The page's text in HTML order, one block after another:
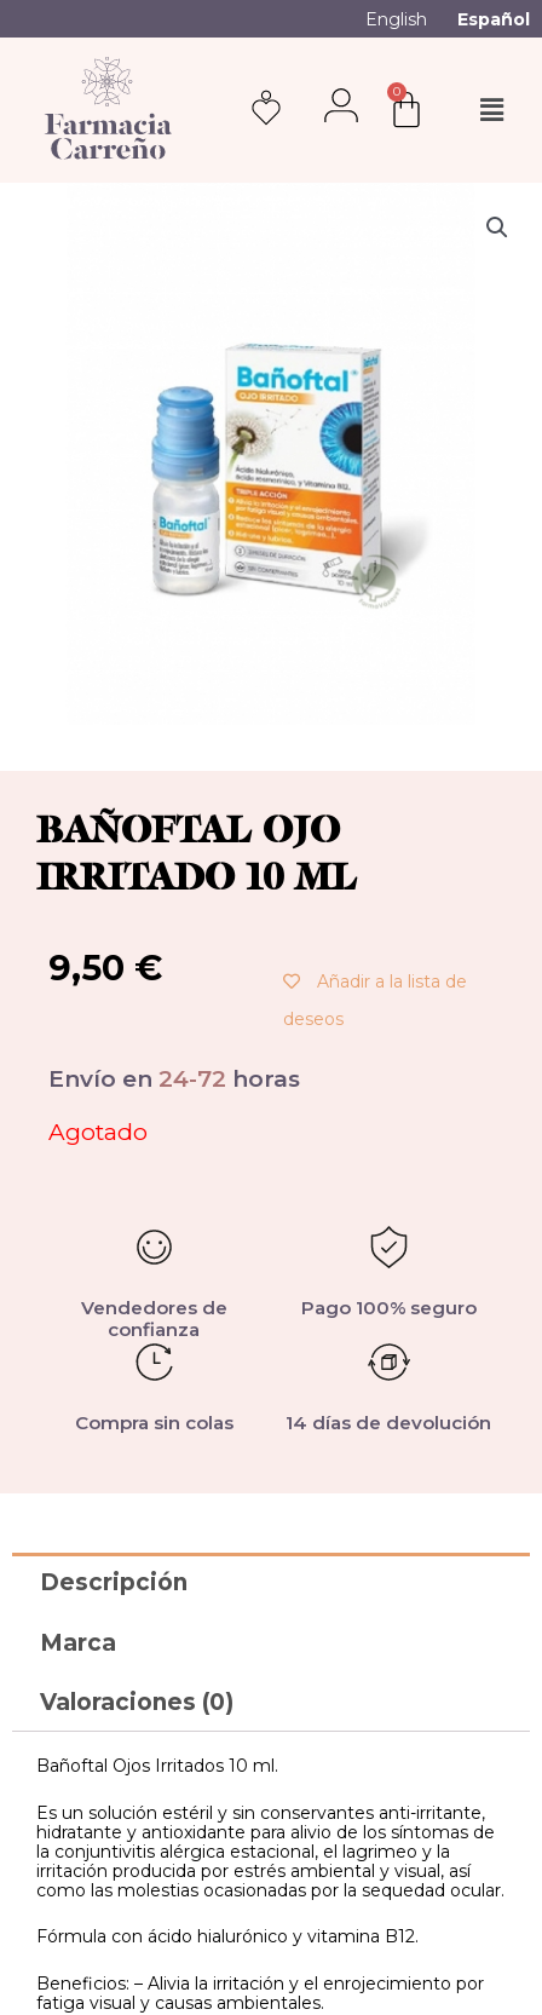
English Español
0
BAÑOFTAL OJO
IRRITADO 10 ML
9,50 €
Añadir a la lista de
deseos
Envío en 24-72 horas
Agotado
Vendedores de
confianza
Pago 100% seguro
Compra sin colas 14 días de devolución
Descripción
Marca
Valoraciones (0)
Bañoftal Ojos Irritados 10 ml.
Es un solución estéril y sin conservantes anti-irritante,
hidratante y antioxidante para alivio de los síntomas de
la conjuntivitis alérgica estacional, el lagrimeo y la
irritación producida por estrés ambiental y visual, así
como las molestias ocasionadas por la sequedad ocular.
Fórmula con ácido hialurónico y vitamina B12.
Beneficios: – Alivia la irritación y el enrojecimiento por
fatiga visual y causas ambientales.